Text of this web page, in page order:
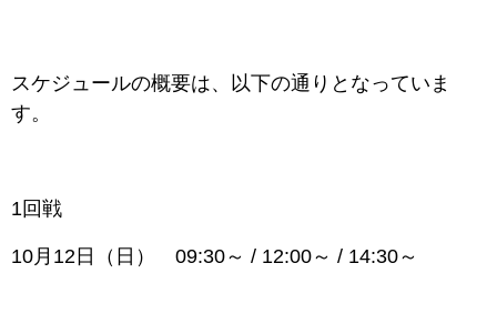
スケジュールの概要は、以下の通りとなっていま
す。
1回戦
10月12日（日） 09:30～ / 12:00～ / 14:30～